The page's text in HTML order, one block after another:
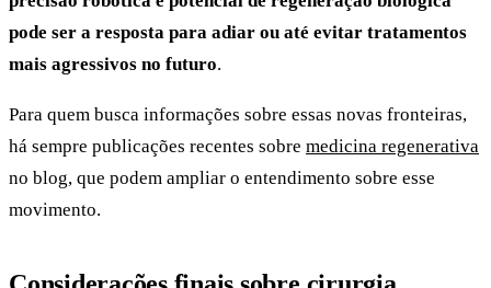
pode ser a resposta para adiar ou até evitar tratamentos
mais agressivos no futuro.
Para quem busca informações sobre essas novas fronteiras,
há sempre publicações recentes sobre medicina regenerativa
no blog, que podem ampliar o entendimento sobre esse
movimento.